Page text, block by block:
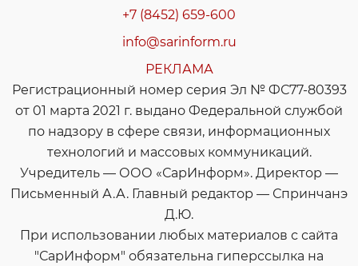
+7 (8452) 659-600
info@sarinform.ru
РЕКЛАМА
Регистрационный номер серия Эл № ФС77-80393
от 01 марта 2021 г. выдано Федеральной службой
по надзору в сфере связи, информационных
технологий и массовых коммуникаций.
Учредитель — ООО «СарИнформ». Директор —
Письменный А.А. Главный редактор — Спринчанэ
Д.Ю.
При использовании любых материалов с сайта
"СарИнформ" обязательна гиперссылка на